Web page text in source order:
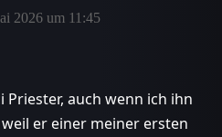
2026 um 11:45
Priester, auch wenn ich ihn
er einer meiner ersten